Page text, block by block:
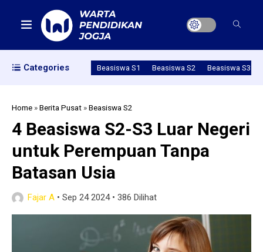
Categories Beasiswa S1 Beasiswa S2 Beasiswa S3
Home »Berita Pusat »Beasiswa S2
4 Beasiswa S2-S3 Luar Negeri
untuk Perempuan Tanpa
Batasan Usia
Fajar A • Sep 24 2024• 386 Dilihat